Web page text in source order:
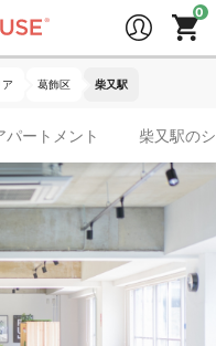
葛飾区 柴又駅
パートメント 柴又駅の